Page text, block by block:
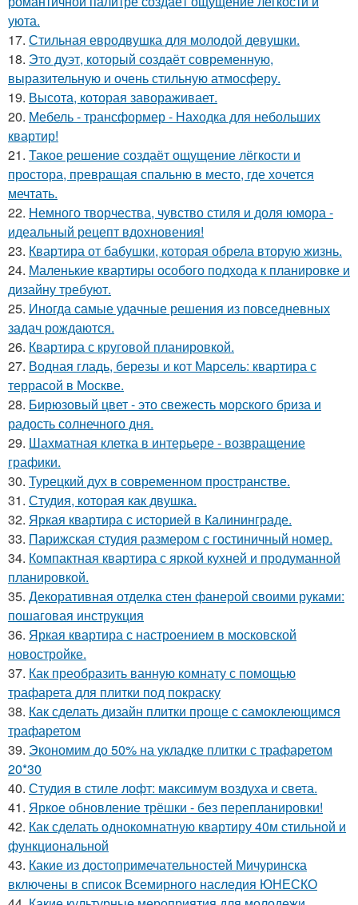
уюта.
17. Стильная евродвушка для молодой девушки.
18. Это дуэт, который создаёт современную,
выразительную и очень стильную атмосферу.
19. Высота, которая завораживает.
20. Мебель - трансформер - Находка для небольших
квартир!
21. Такое решение создаёт ощущение лёгкости и
простора, превращая спальню в место, где хочется
мечтать.
22. Немного творчества, чувство стиля и доля юмора -
идеальный рецепт вдохновения!
23. Квартира от бабушки, которая обрела вторую жизнь.
24. Маленькие квартиры особого подхода к планировке и
дизайну требуют.
25. Иногда самые удачные решения из повседневных
задач рождаются.
26. Квартира с круговой планировкой.
27. Водная гладь, березы и кот Марсель: квартира с
террасой в Москве.
28. Бирюзовый цвет - это свежесть морского бриза и
радость солнечного дня.
29. Шахматная клетка в интерьере - возвращение
графики.
30. Турецкий дух в современном пространстве.
31. Студия, которая как двушка.
32. Яркая квартира с историей в Калининграде.
33. Парижская студия размером с гостиничный номер.
34. Компактная квартира с яркой кухней и продуманной
планировкой.
35. Декоративная отделка стен фанерой своими руками:
пошаговая инструкция
36. Яркая квартира с настроением в московской
новостройке.
37. Как преобразить ванную комнату с помощью
трафарета для плитки под покраску
38. Как сделать дизайн плитки проще с самоклеющимся
трафаретом
39. Экономим до 50% на укладке плитки с трафаретом
20*30
40. Студия в стиле лофт: максимум воздуха и света.
41. Яркое обновление трёшки - без перепланировки!
42. Как сделать однокомнатную квартиру 40м стильной и
функциональной
43. Какие из достопримечательностей Мичуринска
включены в список Всемирного наследия ЮНЕСКО